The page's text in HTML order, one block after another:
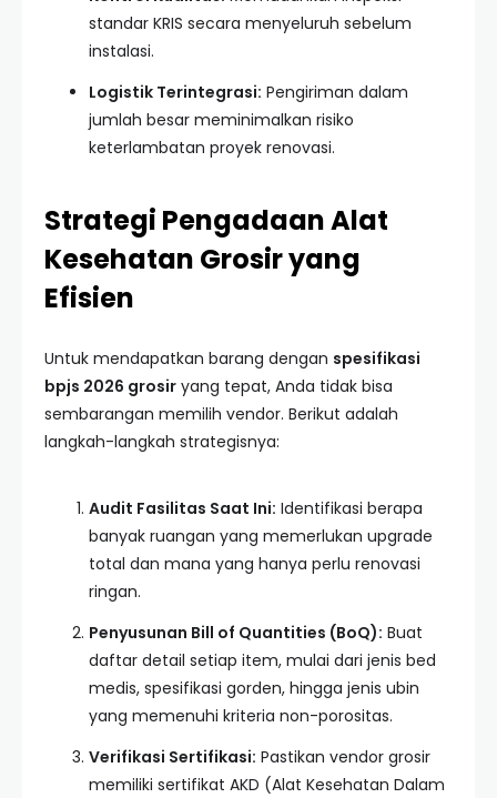
standar KRIS secara menyeluruh sebelum
instalasi.
Logistik Terintegrasi: Pengiriman dalam
jumlah besar meminimalkan risiko
keterlambatan proyek renovasi.
Strategi Pengadaan Alat
Kesehatan Grosir yang
Efisien
Untuk mendapatkan barang dengan spesifikasi
bpjs 2026 grosir yang tepat, Anda tidak bisa
sembarangan memilih vendor. Berikut adalah
langkah-langkah strategisnya:
Audit Fasilitas Saat Ini: Identifikasi berapa
banyak ruangan yang memerlukan upgrade
total dan mana yang hanya perlu renovasi
ringan.
Penyusunan Bill of Quantities (BoQ): Buat
daftar detail setiap item, mulai dari jenis bed
medis, spesifikasi gorden, hingga jenis ubin
yang memenuhi kriteria non-porositas.
Verifikasi Sertifikasi: Pastikan vendor grosir
memiliki sertifikat AKD (Alat Kesehatan Dalam